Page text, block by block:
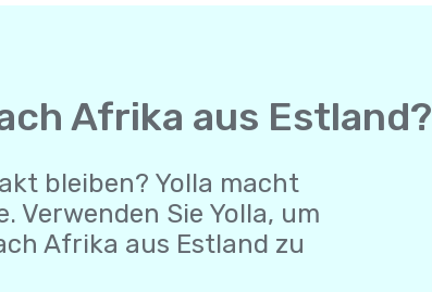
Afrika aus Estland?
bleiben? Yolla macht
Verwenden Sie Yolla, um
Afrika aus Estland zu